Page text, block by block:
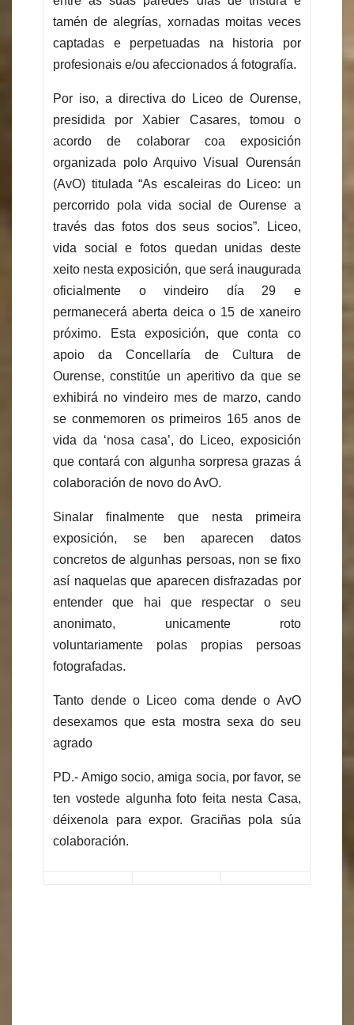
tamén de alegrías, xornadas moitas veces
captadas e perpetuadas na historia por
profesionais e/ou afeccionados á fotografía.
Por iso, a directiva do Liceo de Ourense,
presidida por Xabier Casares, tomou o
acordo de colaborar coa exposición
organizada polo Arquivo Visual Ourensán
(AvO) titulada “As escaleiras do Liceo: un
percorrido pola vida social de Ourense a
través das fotos dos seus socios”. Liceo,
vida social e fotos quedan unidas deste
xeito nesta exposición, que será inaugurada
oficialmente o vindeiro día 29 e
permanecerá aberta deica o 15 de xaneiro
próximo. Esta exposición, que conta co
apoio da Concellaría de Cultura de
Ourense, constitúe un aperitivo da que se
exhibirá no vindeiro mes de marzo, cando
se conmemoren os primeiros 165 anos de
vida da ‘nosa casa’, do Liceo, exposición
que contará con algunha sorpresa grazas á
colaboración de novo do AvO.
Sinalar finalmente que nesta primeira
exposición, se ben aparecen datos
concretos de algunhas persoas, non se fixo
así naquelas que aparecen disfrazadas por
entender que hai que respectar o seu
anonimato, unicamente roto
voluntariamente polas propias persoas
fotografadas.
Tanto dende o Liceo coma dende o AvO
desexamos que esta mostra sexa do seu
agrado
PD.- Amigo socio, amiga socia, por favor, se
ten vostede algunha foto feita nesta Casa,
déixenola para expor. Graciñas pola súa
colaboración.